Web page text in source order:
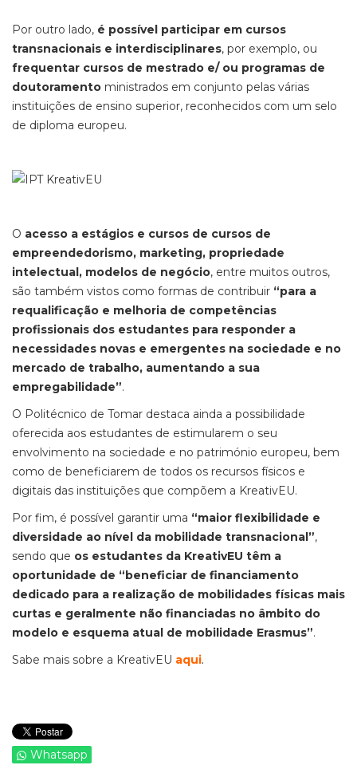
Por outro lado, é possível participar em cursos
transnacionais e interdisciplinares, por exemplo, ou
frequentar cursos de mestrado e/ ou programas de
doutoramento ministrados em conjunto pelas várias
instituições de ensino superior, reconhecidos com um selo
de diploma europeu.
O acesso a estágios e cursos de cursos de
empreendedorismo, marketing, propriedade
intelectual, modelos de negócio, entre muitos outros,
são também vistos como formas de contribuir “para a
requalificação e melhoria de competências
profissionais dos estudantes para responder a
necessidades novas e emergentes na sociedade e no
mercado de trabalho, aumentando a sua
empregabilidade”.
O Politécnico de Tomar destaca ainda a possibilidade
oferecida aos estudantes de estimularem o seu
envolvimento na sociedade e no património europeu, bem
como de beneficiarem de todos os recursos físicos e
digitais das instituições que compõem a KreativEU.
Por fim, é possível garantir uma “maior flexibilidade e
diversidade ao nível da mobilidade transnacional”,
sendo que os estudantes da KreativEU têm a
oportunidade de “beneficiar de financiamento
dedicado para a realização de mobilidades físicas mais
curtas e geralmente não financiadas no âmbito do
modelo e esquema atual de mobilidade Erasmus”.
Sabe mais sobre a KreativEU aqui.
Whatsapp